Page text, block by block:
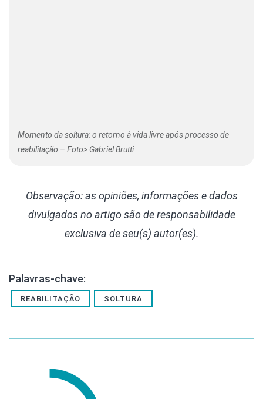
Momento da soltura: o retorno à vida livre após processo de
reabilitação – Foto> Gabriel Brutti
Observação: as opiniões, informações e dados
divulgados no artigo são de responsabilidade
exclusiva de seu(s) autor(es).
Palavras-chave:
REABILITAÇÃO SOLTURA